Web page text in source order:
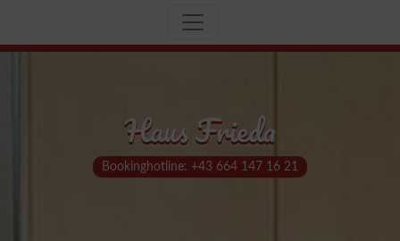
Haus Frieda
Bookinghotline: +43 664 147 16 21